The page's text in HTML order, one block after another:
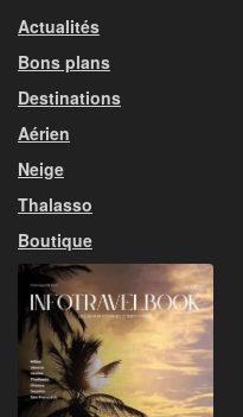
Actualités
Bons plans
Destinations
Aérien
Neige
Thalasso
Boutique